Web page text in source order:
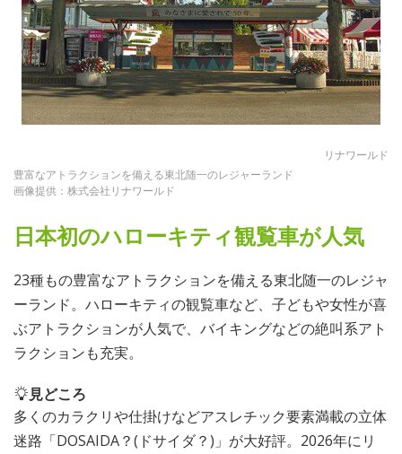
リナワールド
豊富なアトラクションを備える東北随一のレジャーランド
画像提供：株式会社リナワールド
日本初のハローキティ観覧車が人気
23種もの豊富なアトラクションを備える東北随一のレジャ
ーランド。ハローキティの観覧車など、子どもや女性が喜
ぶアトラクションが人気で、バイキングなどの絶叫系アト
ラクションも充実。
見どころ
多くのカラクリや仕掛けなどアスレチック要素満載の立体
迷路「DOSAIDA？(ドサイダ？)」が大好評。2026年にリ